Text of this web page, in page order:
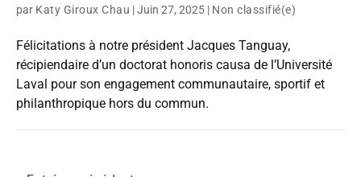
par Katy Giroux Chau |Juin 27, 2025 | Non classifié(e)
Félicitations à notre président Jacques Tanguay,
récipiendaire d’un doctorat honoris causa de l’Université
Laval pour son engagement communautaire, sportif et
philanthropique hors du commun.